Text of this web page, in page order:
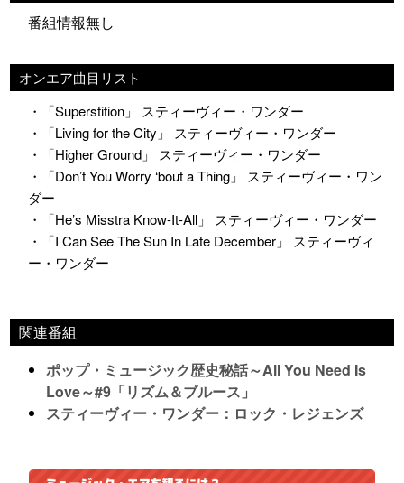
番組情報無し
オンエア曲目リスト
・「Superstition」 スティーヴィー・ワンダー
・「Living for the City」 スティーヴィー・ワンダー
・「Higher Ground」 スティーヴィー・ワンダー
・「Don’t You Worry ‘bout a Thing」 スティーヴィー・ワン
ダー
・「He’s Misstra Know-It-All」 スティーヴィー・ワンダー
・「I Can See The Sun In Late December」 スティーヴィ
ー・ワンダー
関連番組
ポップ・ミュージック歴史秘話～All You Need Is
Love～#9「リズム＆ブルース」
スティーヴィー・ワンダー：ロック・レジェンズ